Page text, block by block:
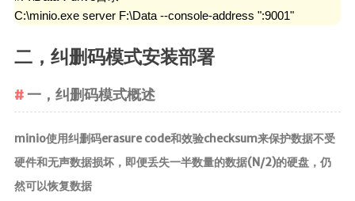
C:\minio.exe server F:\Data --console-address ":9001"
二，纠删码模式安装部署
一，纠删码模式概述
minio使用纠删码erasure code和效验checksum来保护数据不受
硬件和无声数据损坏，即便丢失一半数量的数据(N/2)的硬盘，仍
然可以恢复数据